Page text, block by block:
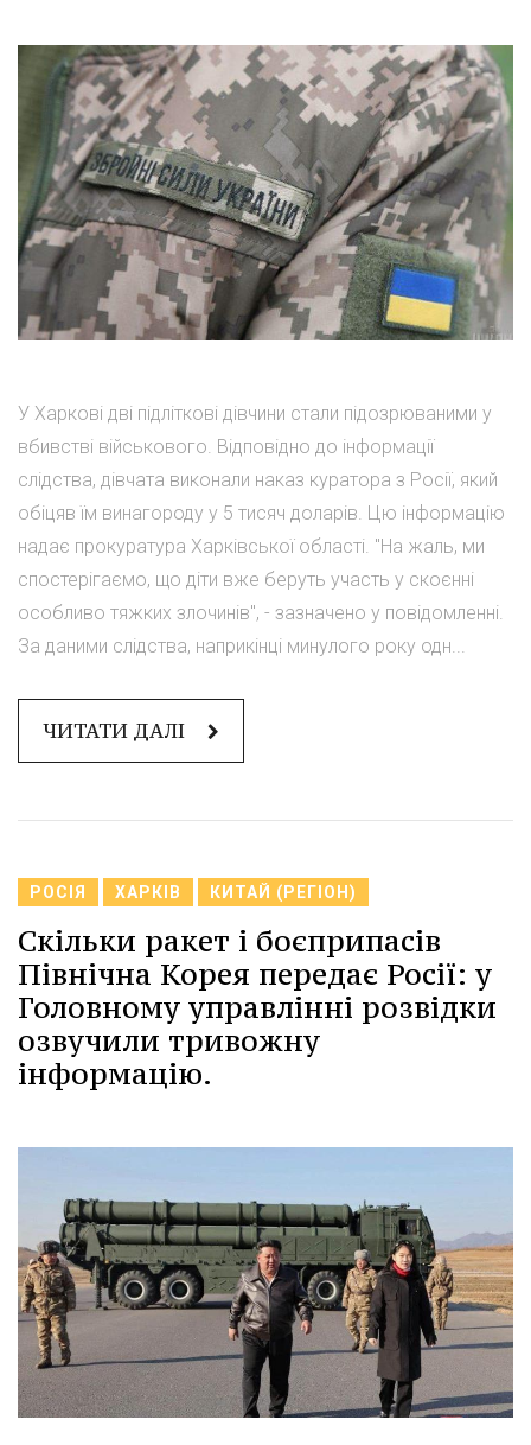
У Харкові дві підліткові дівчини стали підозрюваними у
вбивстві військового. Відповідно до інформації
слідства, дівчата виконали наказ куратора з Росії, який
обіцяв їм винагороду у 5 тисяч доларів. Цю інформацію
надає прокуратура Харківської області. "На жаль, ми
спостерігаємо, що діти вже беруть участь у скоєнні
особливо тяжких злочинів", - зазначено у повідомленні.
За даними слідства, наприкінці минулого року одн...
ЧИТАТИ ДАЛІ
РОСІЯ ХАРКІВ КИТАЙ (РЕГІОН)
Скільки ракет і боєприпасів
Північна Корея передає Росії: у
Головному управлінні розвідки
озвучили тривожну
інформацію.